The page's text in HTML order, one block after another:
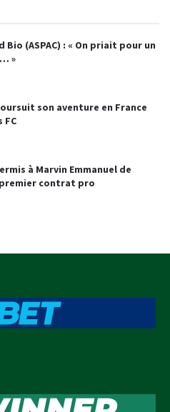
Bio (ASPAC) : « On priait pour un
»
son aventure en France
FC
à Marvin Emmanuel de
contrat pro